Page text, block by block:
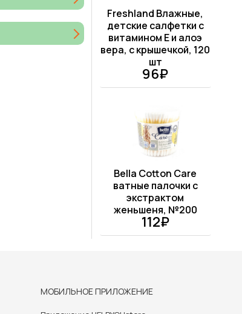
Freshland Влажные,
детские салфетки с
витамином Е и алоэ
вера, с крышечкой, 120
шт
96₽
Bella Cotton Care
ватные палочки с
экстрактом
женьшеня, №200
112₽
МОБИЛЬНОЕ ПРИЛОЖЕНИЕ